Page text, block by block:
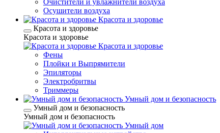
Осушители воздуха
Красота и здоровье
Красота и здоровье
Красота и здоровье
Красота и здоровье
Фены
Плойки и Выпрямители
Эпиляторы
Электробритвы
Триммеры
Умный дом и безопасность
Умный дом и безопасность
Умный дом и безопасность
Умный дом